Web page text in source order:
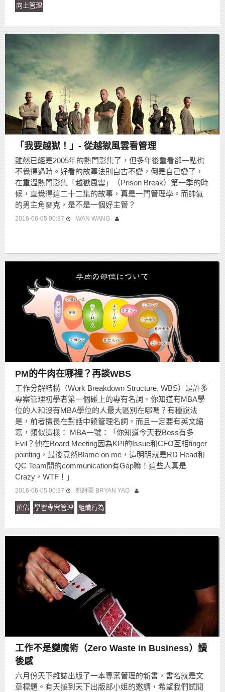
向上管理
「我要越獄！」- 從越獄風雲看管理
雖然已經是2005年的熱門影集了，但多年後重看卻一點也
不覺得過時。好看的故事法則自古不變，倒是自己變了，
在重溫熱門影集「越獄風雲」（Prison Break）第一季的時
候，直覺得這二十二集的故事，真是一門管理學。而帥氣
的男主角麥克，是不是一個好主管？
2016-06-05 00:37 WAN WANG
PM的牛肉在哪裡？再談WBS
工作分解結構（Work Breakdown Structure, WBS）是許多
專案管理初學者第一個碰上的專有名詞。你知道有MBA學
位的人和沒有MBA學位的人最大區別在哪嗎？有種說法
是，前者擅長在對話中饒管理名詞，而且一定要有英文縮
寫，類似這樣： MBA一號：「你知道今天我Boss有多
Evil？他在Board Meeting因為KPI的Issue和CFO互相finger
pointing，最後竟然Blame on me，這明明就是RD Head和
QC Team間的communication有Gap嘛！這些人真是
Crazy，WTF！」
2016-06-05 00:37 姚詩豪 BRYAN YAO
預估 學習專案管理 組織行為
工作不是變魔術（Zero Waste in Business）讀
後感
六月份天下雜誌出版了一本專案管理的新書，書名就是文
章標題。有天接到天下出版部小姐的邀請，希望我們試閱